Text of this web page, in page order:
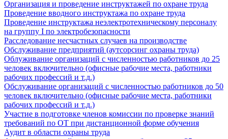
Организация и проведение инструктажей по охране труда
Проведение вводного инструктажа по охране труда
Проведение инструктажа неэлектротехническому персоналу
на группу I по электробезопасности
Расследование несчастных случаев на производстве
Обслуживание предприятий (аутсорсинг охраны труда)
Облуживание организаций с численностью работников до 25
человек включительно (офисные рабочие места, работники
рабочих профессий и т.д.)
Обслуживание организаций с численностью работников до 50
человек включительно (офисные рабочие места, работники
рабочих профессий и т.д.)
Участие в подготовке членов комиссии по проверке знаний
требований по ОТ при дистанционной форме обучения
Аудит в области охраны труда